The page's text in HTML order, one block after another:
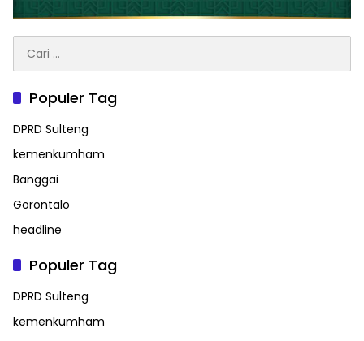
untuk:
Populer Tag
DPRD Sulteng
kemenkumham
Banggai
Gorontalo
headline
Populer Tag
DPRD Sulteng
kemenkumham